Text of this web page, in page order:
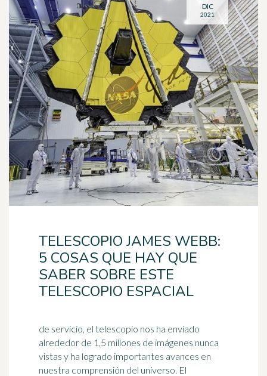
TELESCOPIO JAMES WEBB:
5 COSAS QUE HAY QUE
SABER SOBRE ESTE
TELESCOPIO ESPACIAL
de servicio, el telescopio nos ha enviado
alrededor de 1,5 millones de imágenes nunca
vistas y ha logrado importantes avances en
nuestra comprensión del universo. El
DIC
2021